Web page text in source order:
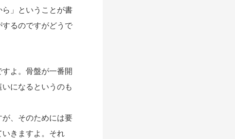
」ということが書
るのですがどうで
よ。骨盤が一番開
になるというのも
、そのためには要
きますよ。それ